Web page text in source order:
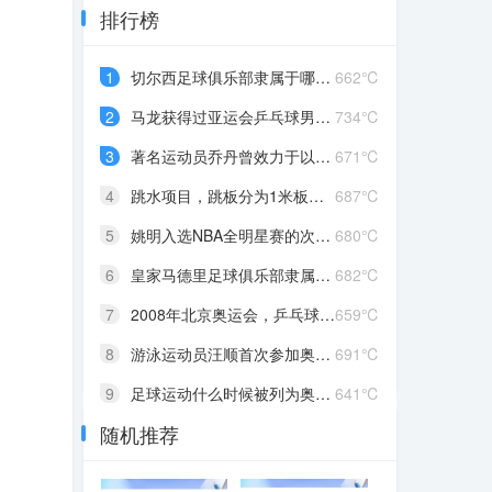
排行榜
662℃
1
切尔西足球俱乐部隶属于哪个国家
734℃
2
马龙获得过亚运会乒乓球男子单打冠军吗
671℃
3
著名运动员乔丹曾效力于以下哪个球队
687℃
4
跳水项目，跳板分为1米板和几米板
680℃
5
姚明入选NBA全明星赛的次数是
682℃
6
皇家马德里足球俱乐部隶属于哪个国家
659℃
7
2008年北京奥运会，乒乓球女子单打金牌的获得者是谁
691℃
8
游泳运动员汪顺首次参加奥运会是在哪一年
641℃
9
足球运动什么时候被列为奥运会正式比赛项目
10 凯尔特人是NBA西部赛区的篮球队还是东部赛区的篮球队
随机推荐